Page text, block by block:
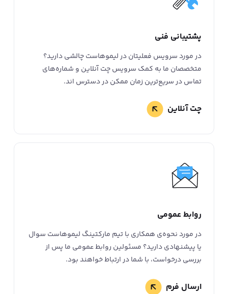
پشتیبانی فنی
در مورد سرویس فعلیتان در لیمو‌هاست چالشی دارید؟
متخصصان ما به کمک سرویس چت آنلاین و شماره‌‌های
تماس در سریع‌ترین زمان ممکن در دسترس اند.
چت آنلاین
روابط عمومی
در مورد نحوه‌ی همکاری با تیم مارکتینگ لیمو‌هاست سوال
یا پیشنهادی دارید؟ مسئولین روابط عمومی ما پس از
بررسی درخواست، با شما در ارتباط خواهند بود.
ارسال فرم